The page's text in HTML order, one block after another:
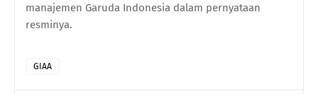
manajemen Garuda Indonesia dalam pernyataan
resminya.
GIAA